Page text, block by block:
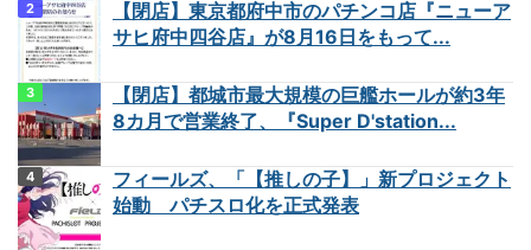
【閉店】東京都府中市のパチンコ店『ニューア
サヒ府中四谷店』が8月16日をもって...
【閉店】都城市最大規模の巨艦ホールが約3年
8カ月で営業終了、『Super D'station...
フィールズ、「【推しの子】」新プロジェクト
始動 パチスロ化を正式発表